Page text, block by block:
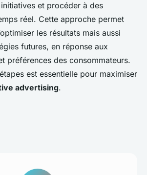
et procéder à des
réel. Cette approche permet
les résultats mais aussi
futures, en réponse aux
préférences des consommateurs.
est essentielle pour maximiser
advertising.